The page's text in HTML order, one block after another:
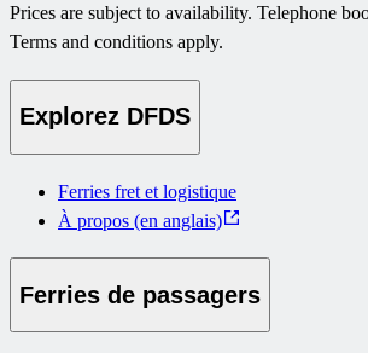
Prices are subject to availability. Telephone
Terms and conditions apply.
Explorez DFDS
Ferries fret et logistique
À propos (en anglais)
Ferries de passagers